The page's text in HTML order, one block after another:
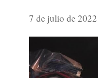
7 de julio de 2022